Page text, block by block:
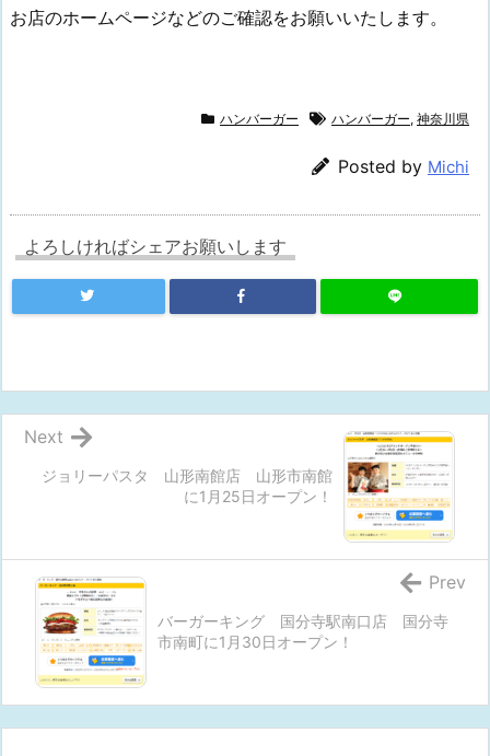
お店のホームページなどのご確認をお願いいたします。
ハンバーガー ハンバーガー, 神奈川県
Posted by Michi
よろしければシェアお願いします
ジョリーパスタ 山形南館店 山形市南館
に1月25日オープン！
Next
バーガーキング 国分寺駅南口店 国分寺
市南町に1月30日オープン！
Prev